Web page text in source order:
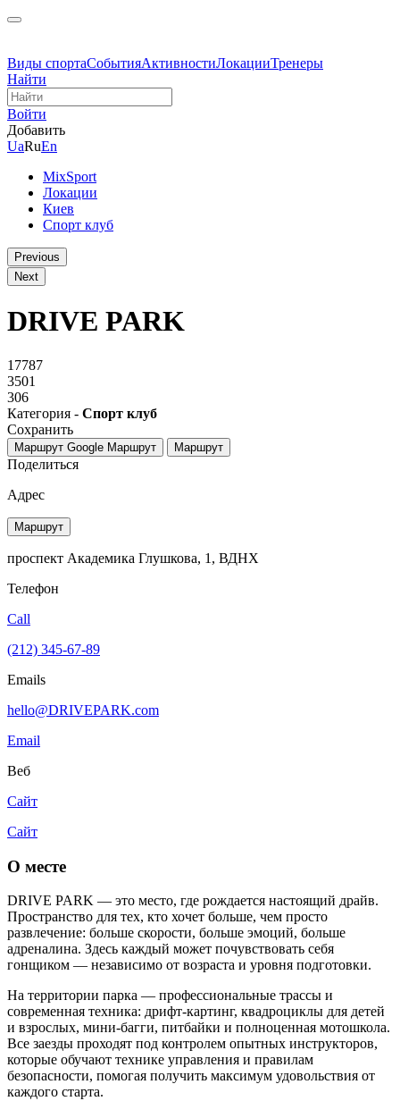
Виды спортаСобытияАктивностиЛокацииТренеры
Найти
Войти
Добавить
UaRuEn
MixSport
Локации
Киев
Спорт клуб
Previous
Next
DRIVE PARK
17787
3501
306
Категория - Спорт клуб
Сохранить
Маршрут Google Маршрут Маршрут
Поделиться
Адрес
Маршрут
проспект Академика Глушкова, 1, ВДНХ
Телефон
Call
(212) 345-67-89
Emails
hello@DRIVEPARK.com
Email
Веб
Сайт
Сайт
О месте
DRIVE PARK — это место, где рождается настоящий драйв.
Пространство для тех, кто хочет больше, чем просто
развлечение: больше скорости, больше эмоций, больше
адреналина. Здесь каждый может почувствовать себя
гонщиком — независимо от возраста и уровня подготовки.
На территории парка — профессиональные трассы и
современная техника: дрифт-картинг, квадроциклы для детей
и взрослых, мини-багги, питбайки и полноценная мотошкола.
Все заезды проходят под контролем опытных инструкторов,
которые обучают технике управления и правилам
безопасности, помогая получить максимум удовольствия от
каждого старта.